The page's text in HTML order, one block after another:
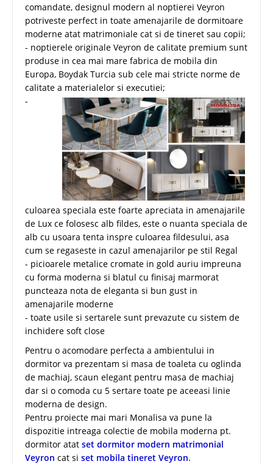
comandate, designul modern al noptierei Veyron
potriveste perfect in toate amenajarile de dormitoare
moderne atat matrimoniale cat si de tineret sau copii;
- noptierele originale Veyron de calitate premium sunt
produse in cea mai mare fabrica de mobila din
Europa, Boydak Turcia sub cele mai stricte norme de
calitate a materialelor si executiei;
-
culoarea speciala este foarte apreciata in amenajarile
de Lux ce folosesc alb fildes, este o nuanta speciala de
alb cu usoara tenta inspre culoarea fildesului, asa
cum se regaseste in cazul amenajarilor pe stil Regal
- picioarele metalice cromate in gold auriu impreuna
cu forma moderna si blatul cu finisaj marmorat
puncteaza nota de eleganta si bun gust in
amenajarile moderne
- toate usile si sertarele sunt prevazute cu sistem de
inchidere soft close
Pentru o acomodare perfecta a ambientului in
dormitor va prezentam si masa de toaleta cu oglinda
de machiaj, scaun elegant pentru masa de machiaj
dar si o comoda cu 5 sertare toate pe aceeasi linie
moderna de design.
Pentru proiecte mai mari Monalisa va pune la
dispozitie intreaga colectie de mobila moderna pt.
dormitor atat set dormitor modern matrimonial
Veyron cat si set mobila tineret Veyron.